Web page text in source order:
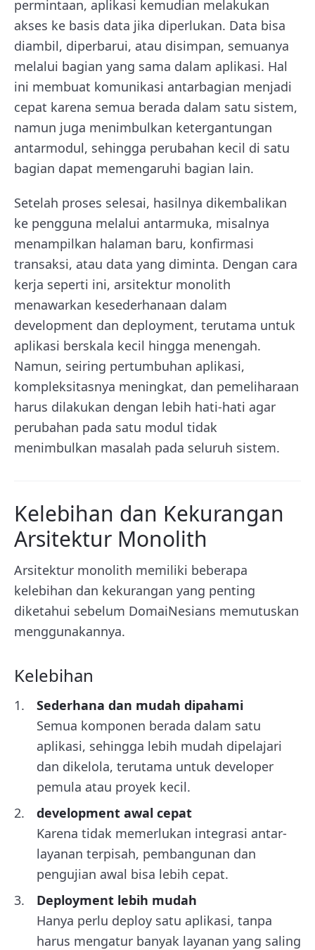
permintaan, aplikasi kemudian melakukan
akses ke basis data jika diperlukan. Data bisa
diambil, diperbarui, atau disimpan, semuanya
melalui bagian yang sama dalam aplikasi. Hal
ini membuat komunikasi antarbagian menjadi
cepat karena semua berada dalam satu sistem,
namun juga menimbulkan ketergantungan
antarmodul, sehingga perubahan kecil di satu
bagian dapat memengaruhi bagian lain.
Setelah proses selesai, hasilnya dikembalikan
ke pengguna melalui antarmuka, misalnya
menampilkan halaman baru, konfirmasi
transaksi, atau data yang diminta. Dengan cara
kerja seperti ini, arsitektur monolith
menawarkan kesederhanaan dalam
development dan deployment, terutama untuk
aplikasi berskala kecil hingga menengah.
Namun, seiring pertumbuhan aplikasi,
kompleksitasnya meningkat, dan pemeliharaan
harus dilakukan dengan lebih hati-hati agar
perubahan pada satu modul tidak
menimbulkan masalah pada seluruh sistem.
Kelebihan dan Kekurangan
Arsitektur Monolith
Arsitektur monolith memiliki beberapa
kelebihan dan kekurangan yang penting
diketahui sebelum DomaiNesians memutuskan
menggunakannya.
Kelebihan
Sederhana dan mudah dipahami
Semua komponen berada dalam satu
aplikasi, sehingga lebih mudah dipelajari
dan dikelola, terutama untuk developer
pemula atau proyek kecil.
development awal cepat
Karena tidak memerlukan integrasi antar-
layanan terpisah, pembangunan dan
pengujian awal bisa lebih cepat.
Deployment lebih mudah
Hanya perlu deploy satu aplikasi, tanpa
harus mengatur banyak layanan yang saling